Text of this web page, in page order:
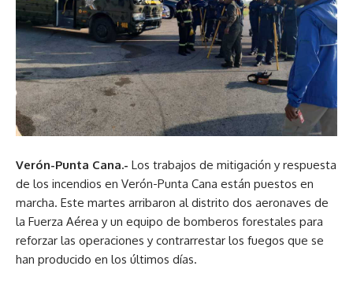
Verón-Punta Cana.- Los trabajos de mitigación y respuesta
de los incendios en Verón-Punta Cana están puestos en
marcha. Este martes arribaron al distrito dos aeronaves de
la Fuerza Aérea y un equipo de bomberos forestales para
reforzar las operaciones y contrarrestar los fuegos que se
han producido en los últimos días.